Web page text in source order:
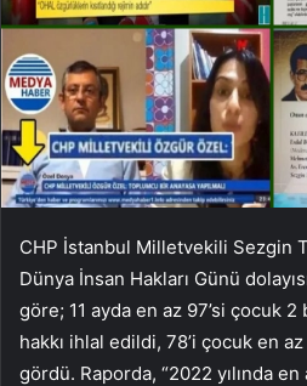
CHP İstanbul Milletvekili Sezgin
Dünya İnsan Hakları Günü
göre; 11 ayda en az 97’si çocuk
hakkı ihlal edildi, 78’i çocuk en
gördü. Raporda, “2022 yılında